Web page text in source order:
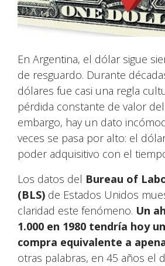
En Argentina, el dólar sigue
de resguardo. Durante
dólares fue casi una regla
pérdida constante de valor
embargo, hay un dato
veces se pasa por alto: el
poder adquisitivo con el
Los datos del Bureau of
(BLS) de Estados Unidos
claridad este fenómeno. Un
1.000 en 1980 tendría hoy
compra equivalente a
otras palabras, en 45 años el